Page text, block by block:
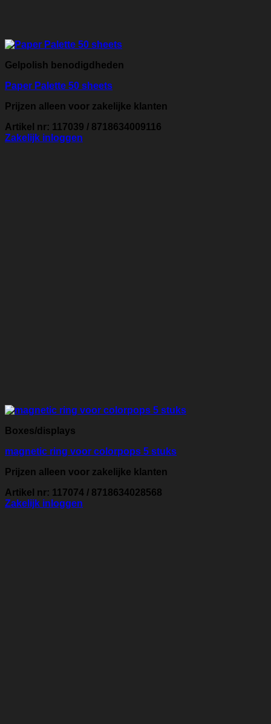
Gelpolish benodigdheden
Paper Palette 50 sheets
Prijzen alleen voor zakelijke klanten
Artikel nr: 117039 / 8718634009116
Zakelijk inloggen
Boxes/displays
magnetic ring voor colorpops 5 stuks
Prijzen alleen voor zakelijke klanten
Artikel nr: 117074 / 8718634028568
Zakelijk inloggen